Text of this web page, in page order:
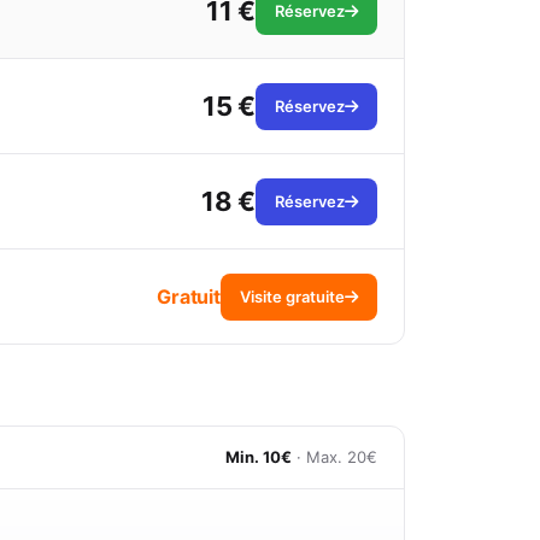
11 € Réservez
15 € Réservez
18 € Réservez
Gratuit Visite gratuite
Min. 10€ · Max. 20€